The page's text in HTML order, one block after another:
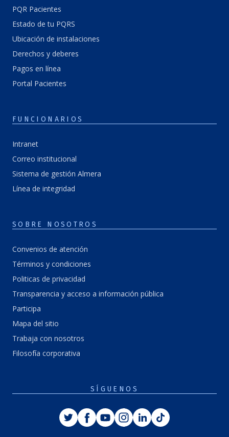
PQR Pacientes
Estado de tu PQRS
Ubicación de instalaciones
Derechos y deberes
Pagos en línea
Portal Pacientes
FUNCIONARIOS
Intranet
Correo institucional
Sistema de gestión Almera
Línea de integridad
SOBRE NOSOTROS
Convenios de atención
Términos y condiciones
Politicas de privacidad
Transparencia y acceso a información pública
Participa
Mapa del sitio
Trabaja con nosotros
Filosofía corporativa
SÍGUENOS
TwitterFacebook
YoutubeInstagram
LinkedinTiktok